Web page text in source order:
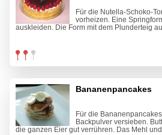
Für die Nutella-Schoko-
vorheizen. Eine
auskleiden. Die Form mit dem Plunderteig
Bananenpancakes
Für die
Backpulver versieben.
die ganzen Eier gut verrühren. Das Mehl